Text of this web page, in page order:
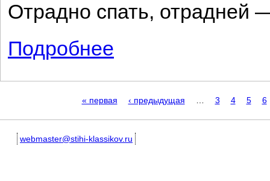
Отрадно спать, отрадней
Подробнее
« первая ‹ предыдущая 3 4 5 6
webmaster@stihi-klassikov.ru